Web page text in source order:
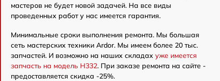
мастеров не будет новой задачей. На все виды
проведенных работ у нас имеется гарантия.
Минимальные сроки выполнения ремонта. Мы большая
сеть мастерских техники Ardor. Мы имеем более 20 тыс.
запчастей. И возможно на наших складах уже имеется
запчасть на модель H332. При заказе ремонта на сайте -
предоставляется скидка -25%.